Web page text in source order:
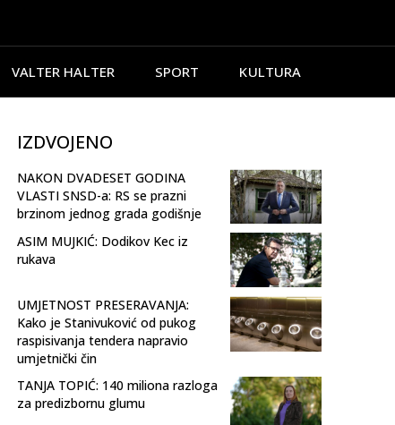
VALTER HALTER SPORT KULTURA
IZDVOJENO
NAKON DVADESET GODINA
VLASTI SNSD-a: RS se prazni
brzinom jednog grada godišnje
ASIM MUJKIĆ: Dodikov Kec iz
rukava
UMJETNOST PRESERAVANJA:
Kako je Stanivuković od pukog
raspisivanja tendera napravio
umjetnički čin
TANJA TOPIĆ: 140 miliona razloga
za predizbornu glumu